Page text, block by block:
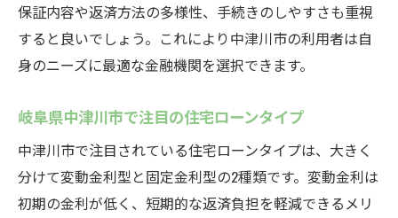
保証内容や返済方法の多様性、手続きのしやすさも重視
すると良いでしょう。これにより中津川市の利用者は自
身のニーズに最適な金融機関を選択できます。
岐阜県中津川市で注目の住宅ローンタイプ
中津川市で注目されている住宅ローンタイプは、大きく
分けて変動金利型と固定金利型の2種類です。変動金利は
初期の金利が低く、短期的な返済負担を軽減できるメリ